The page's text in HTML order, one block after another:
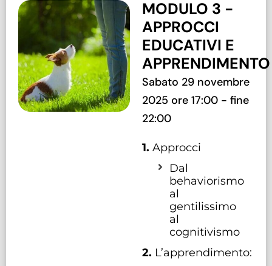
MODULO 3 -
APPROCCI
EDUCATIVI E
APPRENDIMENTO
Sabato 29 novembre
2025 ore 17:00 - fine
22:00
1. Approcci
Dal
behaviorismo
al
gentilissimo
al
cognitivismo
2. L’apprendimento: